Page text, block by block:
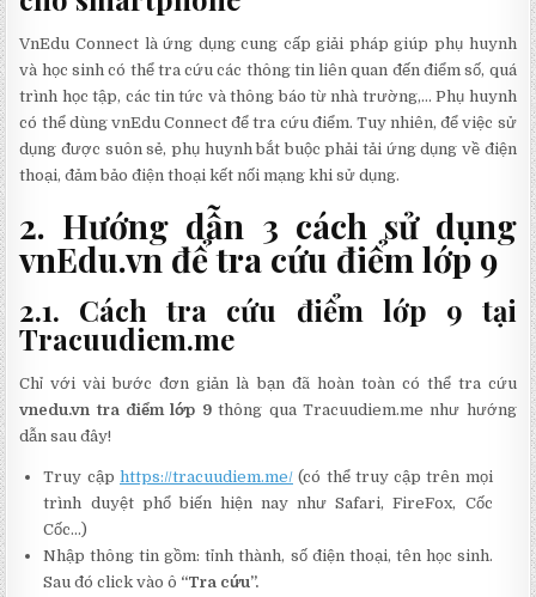
VnEdu Connect là ứng dụng cung cấp giải pháp giúp phụ huynh
và học sinh có thể tra cứu các thông tin liên quan đến điểm số, quá
trình học tập, các tin tức và thông báo từ nhà trường,… Phụ huynh
có thể dùng vnEdu Connect để tra cứu điểm. Tuy nhiên, để việc sử
dụng được suôn sẻ, phụ huynh bắt buộc phải tải ứng dụng về điện
thoại, đảm bảo điện thoại kết nối mạng khi sử dụng.
2. Hướng dẫn 3 cách sử dụng
vnEdu.vn để tra cứu điểm lớp 9
2.1. Cách tra cứu điểm lớp 9 tại
Tracuudiem.me
Chỉ với vài bước đơn giản là bạn đã hoàn toàn có thể tra cứu
vnedu.vn tra điểm lớp 9thông qua Tracuudiem.me như hướng
dẫn sau đây!
Truy cập https://tracuudiem.me/ (có thể truy cập trên mọi
trình duyệt phổ biến hiện nay như Safari, FireFox, Cốc
Cốc…)
Nhập thông tin gồm: tỉnh thành, số điện thoại, tên học sinh.
Sau đó click vào ô “Tra cứu”.